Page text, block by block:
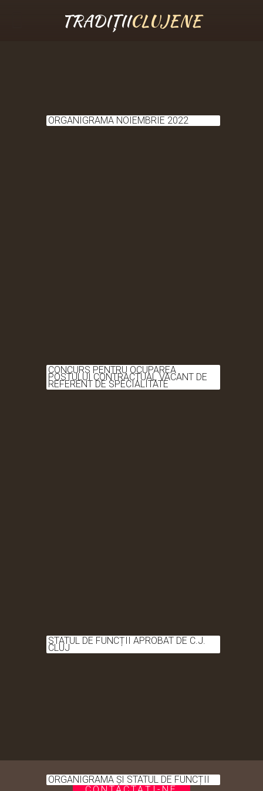
TRADIȚIICLUJENE
ORGANIGRAMA NOIEMBRIE 2022
CONCURS PENTRU OCUPAREA
POSTULUI CONTRACTUAL VACANT DE
REFERENT DE SPECIALITATE
STATUL DE FUNCȚII APROBAT DE C.J.
CLUJ
ORGANIGRAMA ȘI STATUL DE FUNCȚII